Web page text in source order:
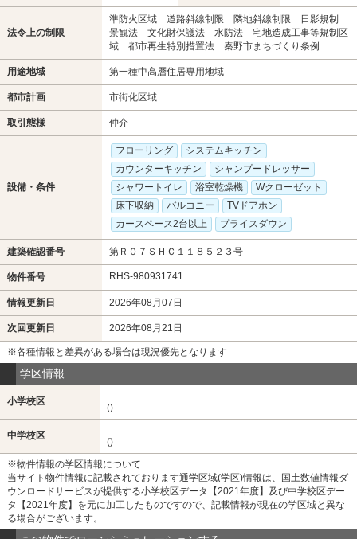
法令上の制限
準防火区域 道路斜線制限 隣地斜線制限 日影規制
景観法 文化財保護法 水防法 宅地造成工事等規制区
域 都市再生特別措置法 秦野市まちづくり条例
用途地域 第一種中高層住居専用地域
都市計画 市街化区域
取引態様 仲介
設備・条件
フローリング
システムキッチン
カウンターキッチン
シャンプードレッサー
シャワートイレ
浴室乾燥機
Wクローゼット
床下収納
バルコニー
TVドアホン
カースペース2台以上
プライスダウン
建築確認番号 第Ｒ０７ＳＨＣ１１８５２３号
物件番号 RHS-980931741
情報更新日 2026年08月07日
次回更新日 2026年08月21日
※各種情報と差異がある場合は現況優先となります
学区情報
小学校区
()
中学校区
()
※物件情報の学区情報について
当サイト物件情報に記載されております通学区域(学区)情報は、国土数値情報ダ
ウンロードサービスが提供する小学校区データ【2021年度】及び中学校区デー
タ【2021年度】を元に加工したものですので、記載情報が現在の学区域と異な
る場合がございます。